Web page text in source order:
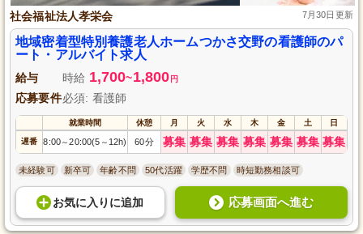
社会福祉法人孝栄会 7月30日更新
地域密着型特別養護老人ホームつかさ交野の看護師のパ
ート・アルバイト求人
給与 時給 1,700~1,800 円
応募要件必須: 看護師
就業時間 休憩 月 火 水 木 金 土 日
遅番 8:00～20:00(5 ～ 12h) 60分 募集 募集 募集 募集 募集 募集 募集
未経験可 新卒可 年齢不問 50代活躍 学歴不問 時短勤務相談可
お気に入り に追加 応募画面へ進む